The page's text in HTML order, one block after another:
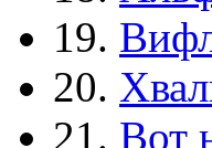
19.
20.
21. Вот